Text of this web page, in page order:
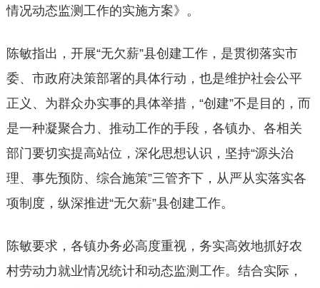
情况动态监测工作的实施方案》。
陈敏指出，开展“无欠薪”县创建工作，是贯彻落实市
委、市政府决策部署的具体行动，也是维护社会公平
正义、为群众办实事的具体举措，“创建”不是目的，而
是一种凝聚合力、推动工作的手段，各镇办、各相关
部门要切实提高站位，深化思想认识，坚持“源头治
理、事先预防、综合施策”三管齐下，从严从实落实各
项制度，纵深推进“无欠薪”县创建工作。
陈敏要求，各镇办务必高度重视，务实高效地抓好农
村劳动力就业情况统计和动态监测工作。结合实际，